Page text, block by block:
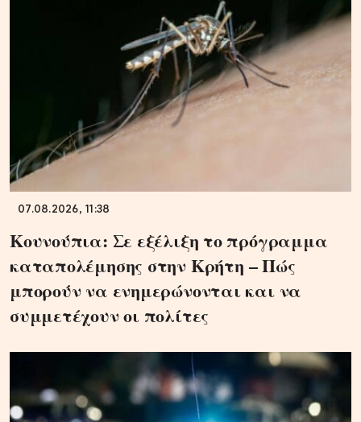
07.08.2026, 11:38
Κουνούπια: Σε εξέλιξη το πρόγραμμα
καταπολέμησης στην Κρήτη – Πώς
μπορούν να ενημερώνονται και να
συμμετέχουν οι πολίτες